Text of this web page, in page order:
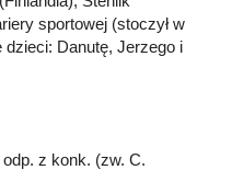
sportowej (stoczył w
dzieci: Danutę, Jerzego i
z konk. (zw. C.